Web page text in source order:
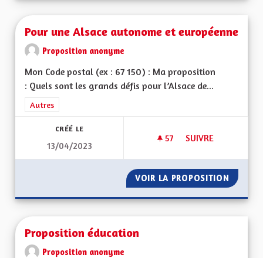
Pour une Alsace autonome et européenne
Proposition anonyme
Mon Code postal (ex : 67 150) : Ma proposition
: Quels sont les grands défis pour l’Alsace de...
Filtrer les résultats de la catégorie : Autres
Autres
CRÉÉ LE
13/04/2023
57 57 ABONNÉS
SUIVRE
VOIR LA PROPOSITION POUR
Proposition éducation
Proposition anonyme